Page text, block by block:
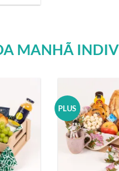
MANHÃ
PLUS